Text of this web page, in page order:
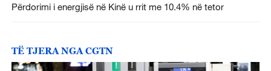
Përdorimi i energjisë në Kinë u rrit me 10.4% në tetor
TË TJERA NGA CGTN